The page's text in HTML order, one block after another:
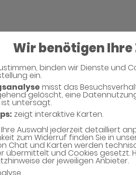
Wir benötigen
binden wir Dienste und
ein.
misst das
gelöscht, eine
ist untersagt.
zeigt interaktive Karten.
Ihre Auswahl jederzeit detailliert
zum Widerruf finden Sie in
Chat und Karten werden
übermittelt und Cookies gesetzt.
der jeweiligen Anbieter.
Bitte geben Sie den
Captcha*